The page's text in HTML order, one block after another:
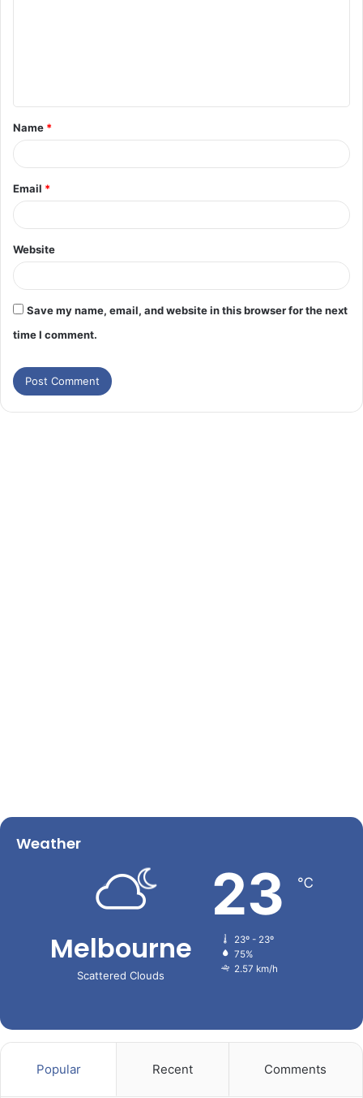
Name *
Email *
Website
Save my name, email, and website in this browser for the next
time I comment.
Weather
Melbourne
Scattered Clouds
23 ℃
23º - 23º
75%
2.57 km/h
Popular Recent Comments